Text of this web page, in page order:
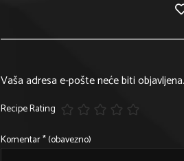
Vaša adresa e-pošte neće biti objavljena.
Recipe Rating
Komentar* (obavezno)